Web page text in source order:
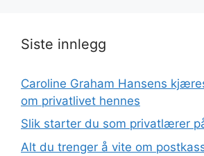
Siste innlegg
Caroline Graham Hansens
om privatlivet hennes
Slik starter du som privatlærer
Alt du trenger å vite om